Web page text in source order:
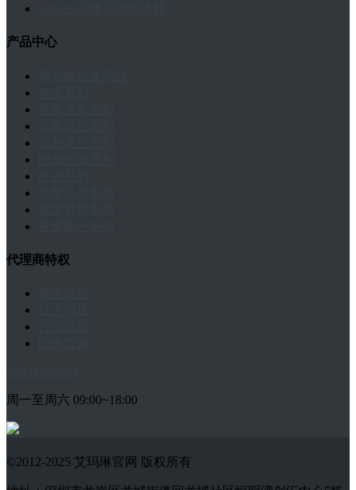
产品中心
代理商特权
周一至周六 09:00~18:00
©2012-2025 艾玛琳官网 版权所有